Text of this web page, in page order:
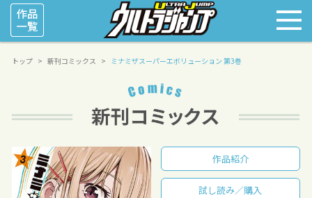
トップ 新刊コミックス ミナミザスーパーエボリューション 第3巻
作品紹介
試し読み／購入